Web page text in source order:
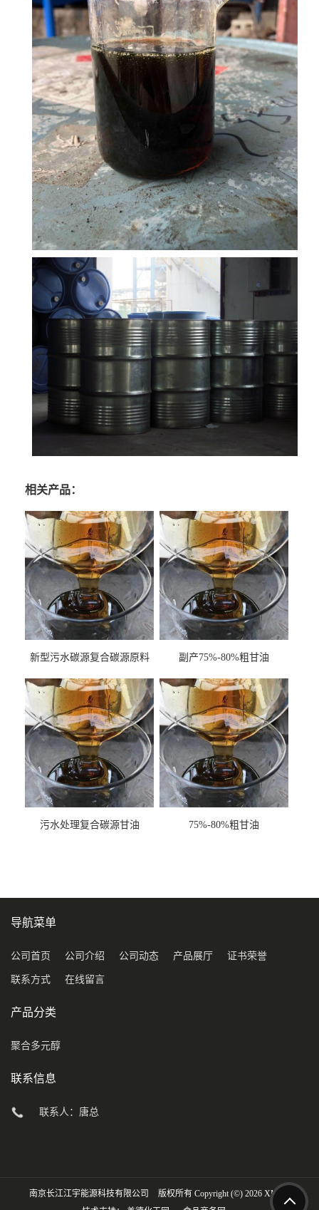
相关产品：
新型污水碳源复合碳源原料
副产75%-80%粗甘油
污水处理复合碳源甘油
75%-80%粗甘油
导航菜单
公司首页 公司介绍 公司动态 产品展厅 证书荣誉
联系方式 在线留言
产品分类
聚合多元醇
联系信息
联系人：唐总
南京长江江宇能源科技有限公司 版权所有 Copyright (©) 2026 XML